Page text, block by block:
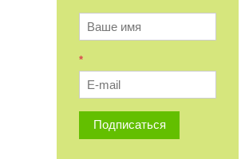
*
Подписаться